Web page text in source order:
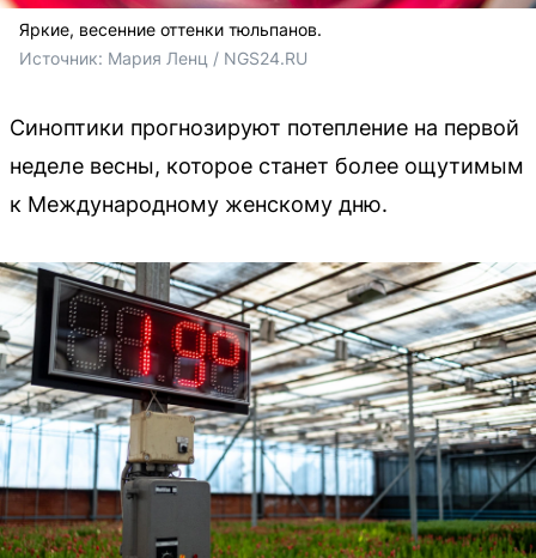
Яркие, весенние оттенки тюльпанов.
Источник: Мария Ленц / NGS24.RU
Синоптики прогнозируют потепление на первой
неделе весны, которое станет более ощутимым
к Международному женскому дню.